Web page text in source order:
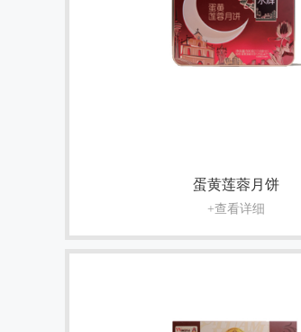
蛋黄莲蓉月饼
+查看详细